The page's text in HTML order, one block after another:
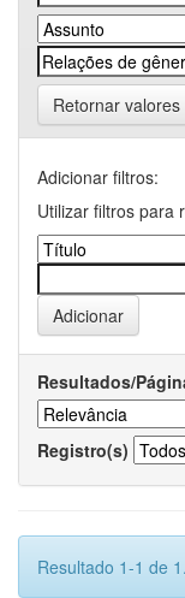
Retornar valores
Adicionar filtros:
Utilizar filtros para
Resultados/
Registro(s)
Resultado 1-1 de 1.